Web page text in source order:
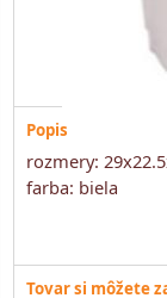
Popis
rozmery:
farba: biela
Tovar si môžete